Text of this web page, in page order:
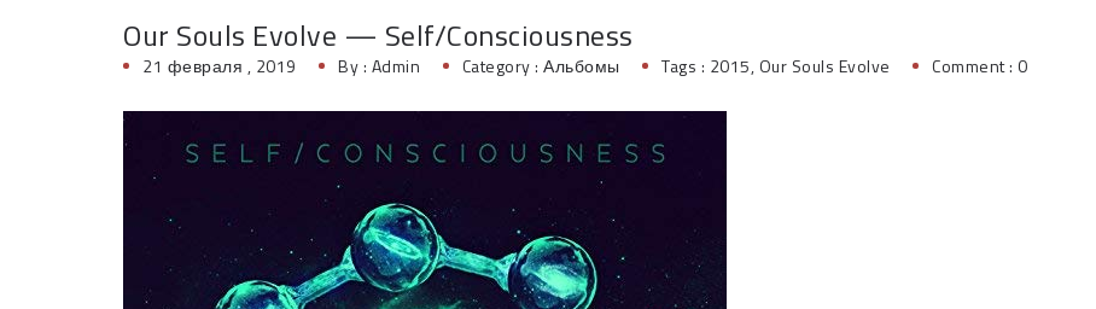
Our Souls Evolve — Self/Consciousness
21 февраля , 2019 By : Admin Category : Альбомы Tags : 2015, Our Souls Evolve Comment : 0